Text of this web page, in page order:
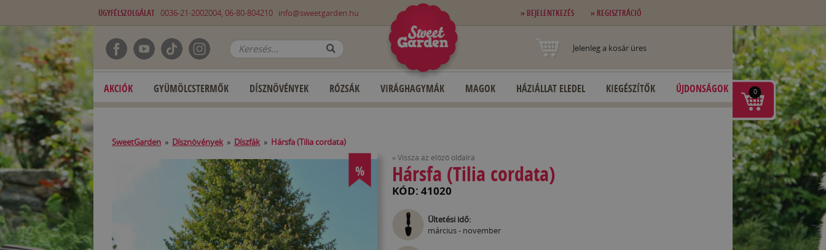
ÜGYFÉLSZOLGÁLAT 0036-21-2002004, 06-80-804210 info@sweetgarden.hu » BEJELENTKEZÉS » REGISZTRÁCIÓ
Jelenleg a kosár üres
AKCIÓK GYÜMÖLCSTERMŐK DÍSZNÖVÉNYEK RÓZSÁK VIRÁGHAGYMÁK MAGOK HÁZIÁLLAT ELEDEL KIEGÉSZÍTŐK ÚJDONSÁGOK
SweetGarden » Dísznövények » Díszfák » Hársfa (Tilia cordata)
%
« Vissza az előző oldalra
Hársfa (Tilia cordata)
KÓD: 41020
Ültetési idő:
március - november
0